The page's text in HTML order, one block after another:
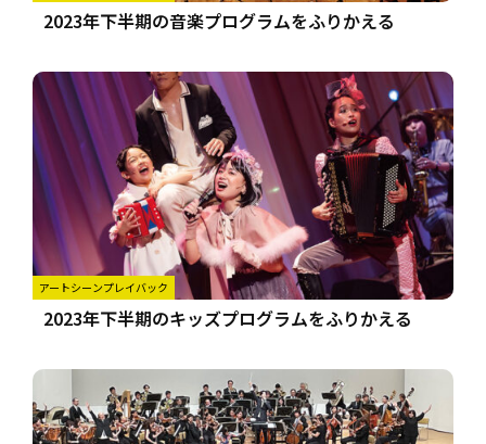
2023年下半期の音楽プログラムをふりかえる
アートシーンプレイバック
2023年下半期のキッズプログラムをふりかえる